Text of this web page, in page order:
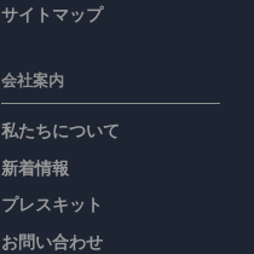
サイトマップ
会社案内
私たちについて
新着情報
プレスキット
お問い合わせ